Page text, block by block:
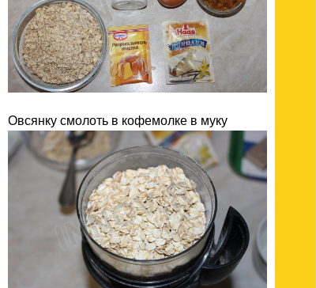
Овсянку смолоть в кофемолке в муку